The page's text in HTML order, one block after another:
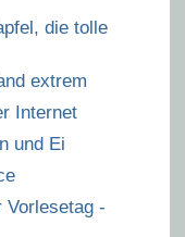
die tolle
extrem
Internet
und Ei
-